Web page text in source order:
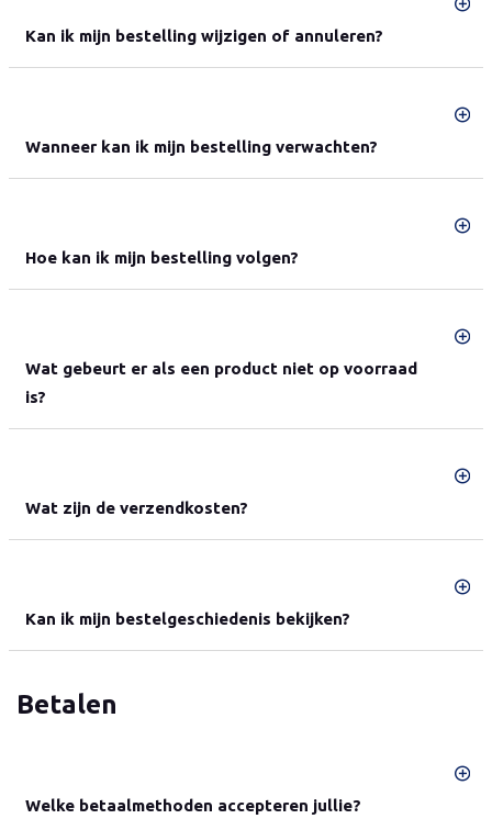
Kan ik mijn bestelling wijzigen of annuleren?
Wanneer kan ik mijn bestelling verwachten?
Hoe kan ik mijn bestelling volgen?
Wat gebeurt er als een product niet op voorraad
is?
Wat zijn de verzendkosten?
Kan ik mijn bestelgeschiedenis bekijken?
Betalen
Welke betaalmethoden accepteren jullie?